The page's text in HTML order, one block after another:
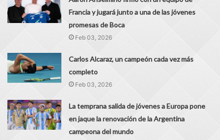
Francia y jugará junto a una de las jóvenes
promesas de Boca
Feb 03, 2026
Carlos Alcaraz, un campeón cada vez más
completo
Feb 03, 2026
La temprana salida de jóvenes a Europa pone
en jaque la renovación de la Argentina
campeona del mundo